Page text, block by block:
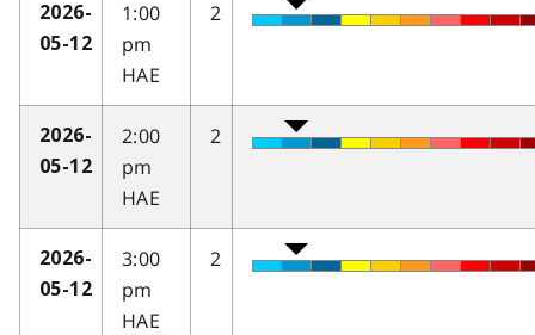
2026-
05-12
1:00
pm
HAE
2
2026-
05-12
2:00
pm
HAE
2
2026-
05-12
3:00
pm
HAE
2